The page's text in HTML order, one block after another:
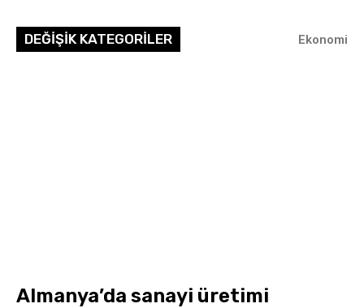
DEĞİŞİK KATEGORİLER Ekonomi
Almanya’da sanayi üretimi